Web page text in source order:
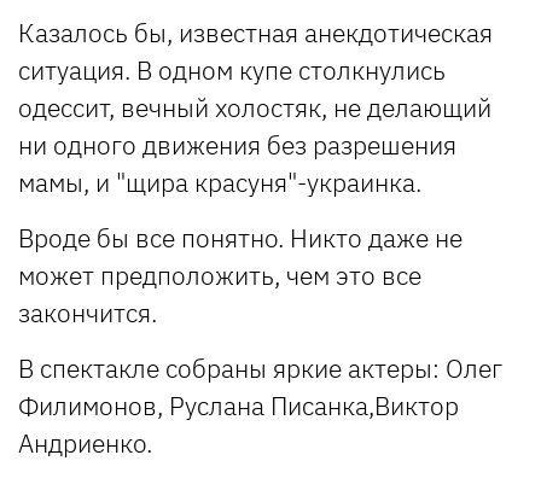
Казалось бы, известная анекдотическая
ситуация. В одном купе столкнулись
одессит, вечный холостяк, не делающий
ни одного движения без разрешения
мамы, и "щира красуня"-украинка.
Вроде бы все понятно. Никто даже не
может предположить, чем это все
закончится.
В спектакле собраны яркие актеры: Олег
Филимонов, Руслана Писанка,Виктор
Андриенко.